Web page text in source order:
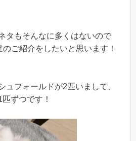
タもそんなに多くはないので
ご紹介をしたいと思います！
ュフォールドが2匹いまして、
ずつです！